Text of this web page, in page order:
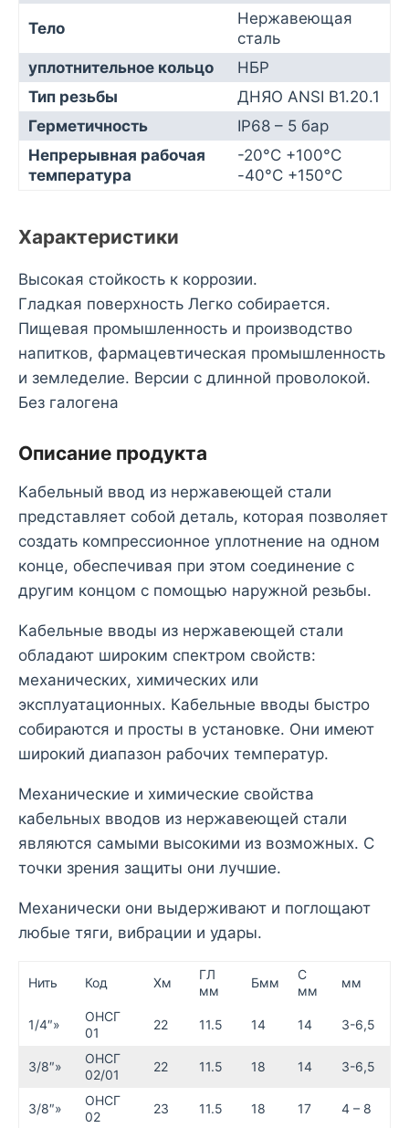
Тело
Нержавеющая
сталь
уплотнительное кольцо
НБР
Тип резьбы
ДНЯО ANSI B1.20.1
Герметичность
IP68 – 5 бар
Непрерывная рабочая
температура
-20°С +100°С
-40°С +150°С
Характеристики
Высокая стойкость к коррозии.
Гладкая поверхность Легко собирается.
Пищевая промышленность и производство
напитков, фармацевтическая промышленность
и земледелие. Версии с длинной проволокой.
Без галогена
Описание продукта
Кабельный ввод из нержавеющей стали
представляет собой деталь, которая позволяет
создать компрессионное уплотнение на одном
конце, обеспечивая при этом соединение с
другим концом с помощью наружной резьбы.
Кабельные вводы из нержавеющей стали
обладают широким спектром свойств:
механических, химических или
эксплуатационных. Кабельные вводы быстро
собираются и просты в установке. Они имеют
широкий диапазон рабочих температур.
Механические и химические свойства
кабельных вводов из нержавеющей стали
являются самыми высокими из возможных. С
точки зрения защиты они лучшие.
Механически они выдерживают и поглощают
любые тяги, вибрации и удары.
Нить Код Хм
ГЛ
мм
Бмм
С
мм
мм
1/4″»
ОНСГ
01
22 11.5 14 14 3-6,5
3/8″»
ОНСГ
02/01
22 11.5 18 14 3-6,5
3/8″»
ОНСГ
02
23 11.5 18 17 4 – 8